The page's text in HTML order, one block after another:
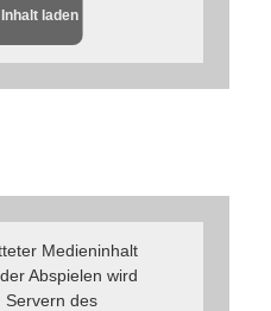
Inhalt laden
Medieninhalt
Abspielen wird
Servern des